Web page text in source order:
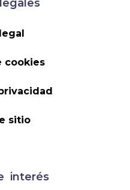
cookies
sitio
interés